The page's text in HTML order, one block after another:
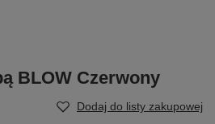
BLOW Czerwony
Dodaj do listy zakupowej